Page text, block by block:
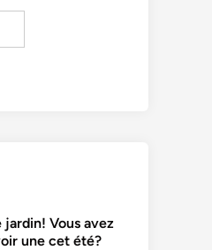
jardin! Vous avez
une cet été?